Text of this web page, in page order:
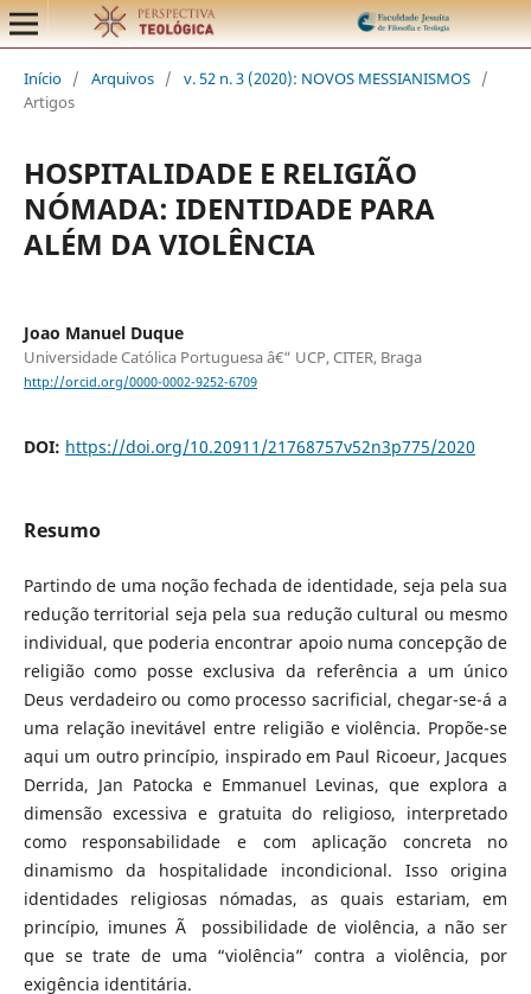
Início / Arquivos / v. 52 n. 3 (2020): NOVOS MESSIANISMOS /
Artigos
HOSPITALIDADE E RELIGIÃO
NÓMADA: IDENTIDADE PARA
ALÉM DA VIOLÊNCIA
Joao Manuel Duque
Universidade Católica Portuguesa â€“ UCP, CITER, Braga
http://orcid.org/0000-0002-9252-6709
DOI: https://doi.org/10.20911/21768757v52n3p775/2020
Resumo
Partindo de uma noção fechada de identidade, seja pela sua
redução territorial seja pela sua redução cultural ou mesmo
individual, que poderia encontrar apoio numa concepção de
religião como posse exclusiva da referência a um único
Deus verdadeiro ou como processo sacrificial, chegar-se-á a
uma relação inevitável entre religião e violência. Propõe-se
aqui um outro princípio, inspirado em Paul Ricoeur, Jacques
Derrida, Jan Patocka e Emmanuel Levinas, que explora a
dimensão excessiva e gratuita do religioso, interpretado
como responsabilidade e com aplicação concreta no
dinamismo da hospitalidade incondicional. Isso origina
identidades religiosas nómadas, as quais estariam, em
princípio, imunes Ã possibilidade de violência, a não ser
que se trate de uma “violência” contra a violência, por
exigência identitária.